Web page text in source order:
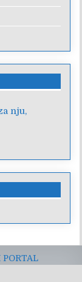
nju,
na